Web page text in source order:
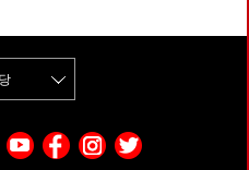
60%는 인간이 기르는 가축이
다. 나머지 4%만이 야생 포유류
의 총 무게다. 60%의 가축 중에
이 생물종을 그만큼 크게 바꿔
놓았고 그 과정에서 나오는 메탄
으로 상품과 자본이 움직일 수
있도록 세계를 연결하였고, 그렇
게 연결된 세계에서 개별 국가들
은 더 이상 주요한 행위의 주체
의 대확산이라는 사건이 일어나
며 국가는 할 일이 많아져, 요즘